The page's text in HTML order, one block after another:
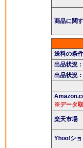
商品に関
送料の条
出品状況
出品状況
※データ
楽天市場
Yhoo!シ